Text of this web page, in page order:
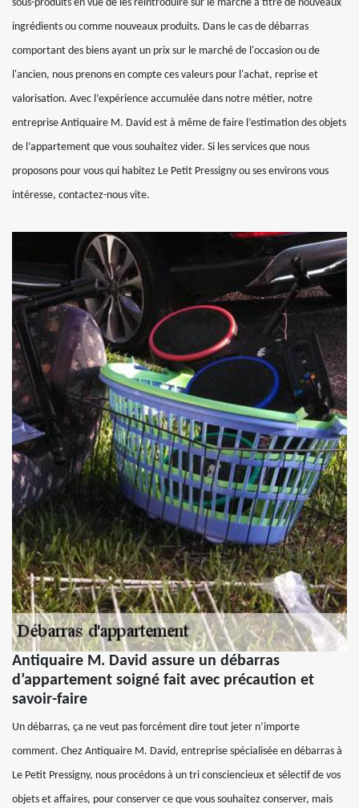
sous-produits en vue de les réintroduire sur le marché à titre de nouveaux
ingrédients ou comme nouveaux produits. Dans le cas de débarras
comportant des biens ayant un prix sur le marché de l'occasion ou de
l'ancien, nous prenons en compte ces valeurs pour l'achat, reprise et
valorisation. Avec l’expérience accumulée dans notre métier, notre
entreprise Antiquaire M. David est à même de faire l’estimation des objets
de l’appartement que vous souhaitez vider. Si les services que nous
proposons pour vous qui habitez Le Petit Pressigny ou ses environs vous
intéresse, contactez-nous vite.
Antiquaire M. David assure un débarras
d’appartement soigné fait avec précaution et
savoir-faire
Un débarras, ça ne veut pas forcément dire tout jeter n’importe
comment. Chez Antiquaire M. David, entreprise spécialisée en débarras à
Le Petit Pressigny, nous procédons à un tri consciencieux et sélectif de vos
objets et affaires, pour conserver ce que vous souhaitez conserver, mais